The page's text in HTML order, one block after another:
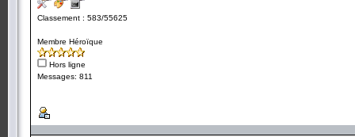
Classement : 583/55625
Membre Héroïque
Hors ligne
Messages: 811